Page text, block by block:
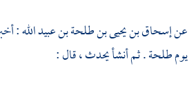
عنإسحاق بن يحيى بن طلحة بن عبيد الله:
طلحة. ثم أنشأ يحدث ، قال :